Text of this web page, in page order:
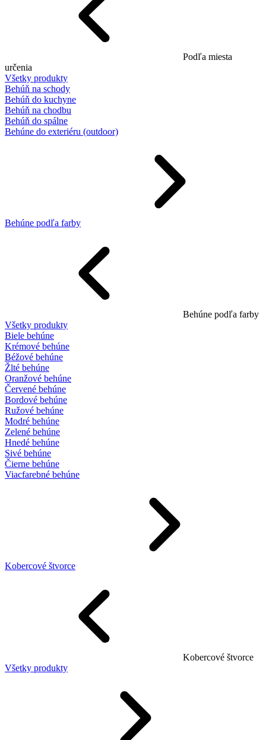
Podľa miesta
určenia
Všetky produkty
Behúň na schody
Behúň do kuchyne
Behúň na chodbu
Behúň do spálne
Behúne do exteriéru (outdoor)
Behúne podľa farby
Behúne podľa farby
Všetky produkty
Biele behúne
Krémové behúne
Béžové behúne
Žlté behúne
Oranžové behúne
Červené behúne
Bordové behúne
Ružové behúne
Modré behúne
Zelené behúne
Hnedé behúne
Sivé behúne
Čierne behúne
Viacfarebné behúne
Kobercové štvorce
Kobercové štvorce
Všetky produkty